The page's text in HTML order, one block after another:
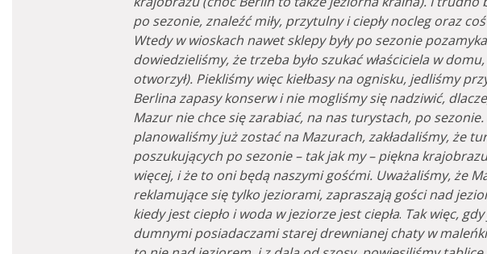
po sezonie, znaleźć miły, przytulny i ciepły nocleg oraz
Wtedy w wioskach nawet sklepy były po sezonie
dowiedzieliśmy, że trzeba było szukać właściciela w
otworzył). Piekliśmy więc kiełbasy na ognisku, jedliśmy
Berlina zapasy konserw i nie mogliśmy się nadziwić,
Mazur nie chce się zarabiać, na nas turystach, po sezonie.
planowaliśmy już zostać na Mazurach, zakładaliśmy, że
poszukujących po sezonie – tak jak my – piękna
więcej, i że to oni będą naszymi gośćmi. Uważaliśmy, że
reklamujące się tylko jeziorami, zapraszają gości nad
kiedy jest ciepło i woda w jeziorze jest ciepła. Tak więc,
dumnymi posiadaczami starej drewnianej chaty w